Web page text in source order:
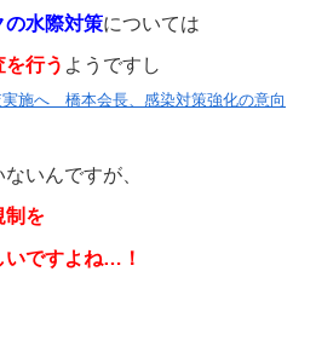
の水際対策については
行う ようですし
施へ 橋本会長、感染対策強化の意向
いんですが、
制を
いですよね…！